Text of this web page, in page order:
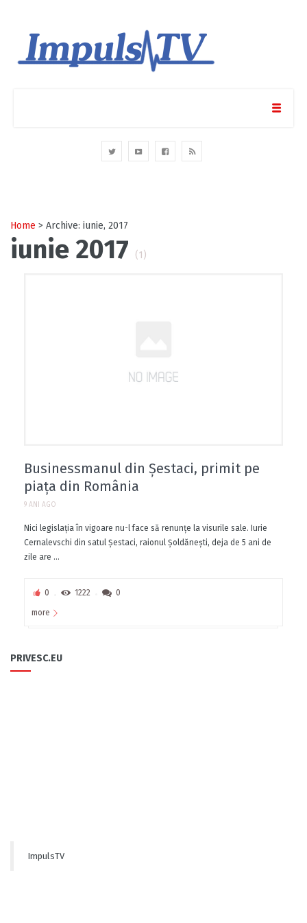
Home > Archive: iunie, 2017
iunie 2017 (1)
Businessmanul din Șestaci, primit pe
piața din România
9 ANI AGO
Nici legislaţia în vigoare nu-l face să renunţe la visurile sale. Iurie
Cernalevschi din satul Şestaci, raionul Şoldăneşti, deja de 5 ani de
zile are ...
0 1222 0
more
PRIVESC.EU
ImpulsTV